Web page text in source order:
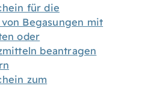
für die
Begasungen mit
oder
beantragen
zum